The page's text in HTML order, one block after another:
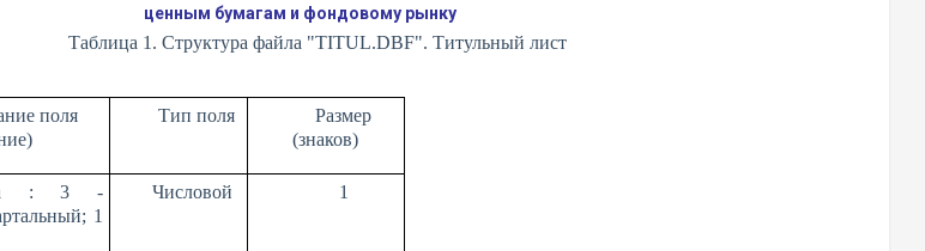
ценным бумагам и фондовому рынку
Таблица 1. Структура файла "TITUL.DBF". Титульный лист
поля
Тип поля
Размер
(знаков)
: 3 -
1
Числовой 1